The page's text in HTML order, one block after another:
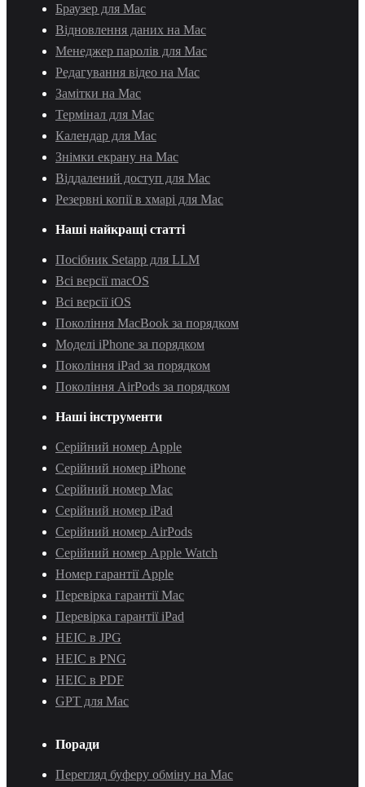
Браузер для Mac
Відновлення даних на Mac
Менеджер паролів для Mac
Редагування відео на Mac
Замітки на Mac
Термінал для Mac
Календар для Mac
Знімки екрану на Mac
Віддалений доступ для Mac
Резервні копії в хмарі для Mac
Наші найкращі статті
Посібник Setapp для LLM
Всі версії macOS
Всі версії iOS
Покоління MacBook за порядком
Моделі iPhone за порядком
Покоління iPad за порядком
Покоління AirPods за порядком
Наші інструменти
Серійний номер Apple
Серійний номер iPhone
Серійний номер Mac
Серійний номер iPad
Серійний номер AirPods
Серійний номер Apple Watch
Номер гарантії Apple
Перевірка гарантії Mac
Перевірка гарантії iPad
HEIC в JPG
HEIC в PNG
HEIC в PDF
GPT для Mac
Поради
Перегляд буферу обміну на Mac